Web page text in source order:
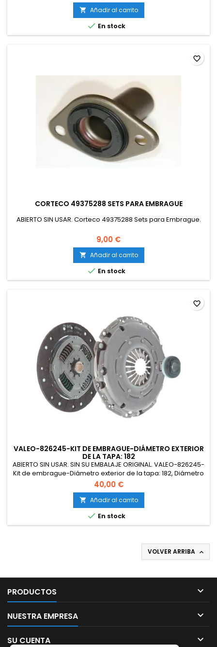
 Añadir al carrito
 En stock
CORTECO 49375288 SETS PARA EMBRAGUE
ABIERTO SIN USAR. Corteco 49375288 Sets para Embrague.
9,00 €
 Añadir al carrito
 En stock
favorite_border
VALEO-826245-KIT DE EMBRAGUE-DIÁMETRO EXTERIOR
DE LA TAPA: 182
ABIERTO SIN USAR. SIN SU EMBALAJE ORIGINAL. VALEO-826245-
Kit de embrague-Diámetro exterior de la tapa: 182, Diámetro
exterior del disco: 181, Con tapa: YES, Con disco: YES.
40,00 €
 Añadir al carrito
 En stock
favorite_border
VOLVER ARRIBA 
PRODUCTOS 
NUESTRA EMPRESA 
SU CUENTA 